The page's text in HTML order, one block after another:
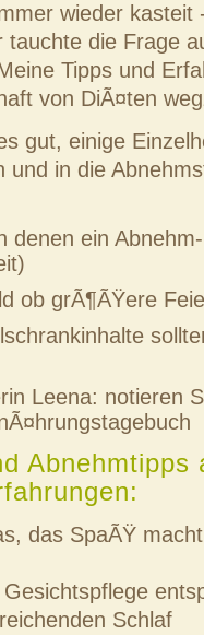
wieder kasteit
die Frage
Tipps und
von DiÃ¤ten
gut, einige
in die
denen ein
ob grÃ¶ÃŸere
Leena: notieren
Abnehmtipps
das SpaÃŸ
Schlaf